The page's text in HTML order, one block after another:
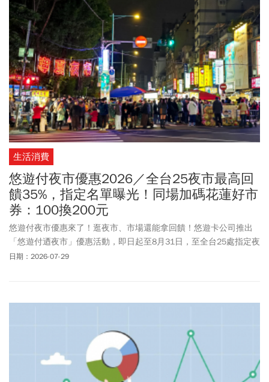
生活消費
悠遊付夜市優惠2026／全台25夜市最高回
饋35%，指定名單曝光！同場加碼花蓮好市
券：100換200元
悠遊付夜市優惠來了！逛夜市、市場還能拿回饋！悠遊卡公司推出
「悠遊付迺夜市」優惠活動，即日起至8月31日，至全台25處指定夜
市活動店家消費，單筆不限金額即享10%回饋，每人每月最高回饋
部商業發展署持續推動花蓮好市券，7月18日至8月8日，於6市場及
4夜市攜帶任一自備環保購物袋、環保杯或環保餐具，即可以新台幣
100元兌換價值200元的花蓮好市券1份。
日期：2026-07-29